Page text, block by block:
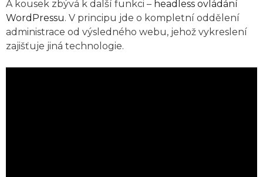
A kousek zbývá k další funkci – headless ovládání
WordPressu. V principu jde o kompletní oddělení
administrace od výsledného webu, jehož vykreslení
zajišťuje jiná technologie.